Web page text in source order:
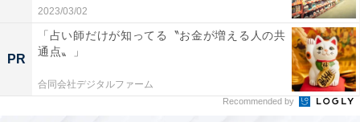
2023/03/02
PR
「占い師だけが知ってる〝お金が増える人の共
通点〟」
合同会社デジタルファーム
Recommended by